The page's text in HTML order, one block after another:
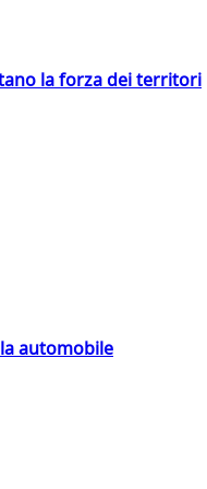
la forza dei territori
automobile